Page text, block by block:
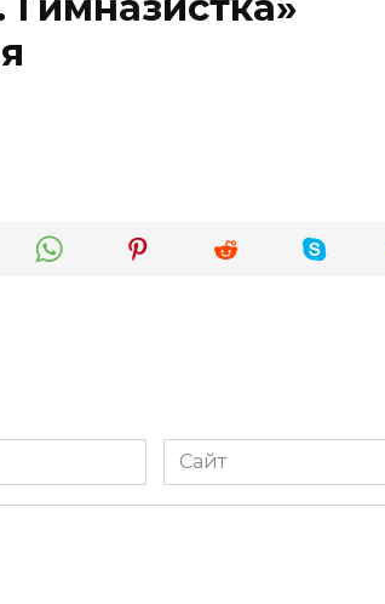
Сайт